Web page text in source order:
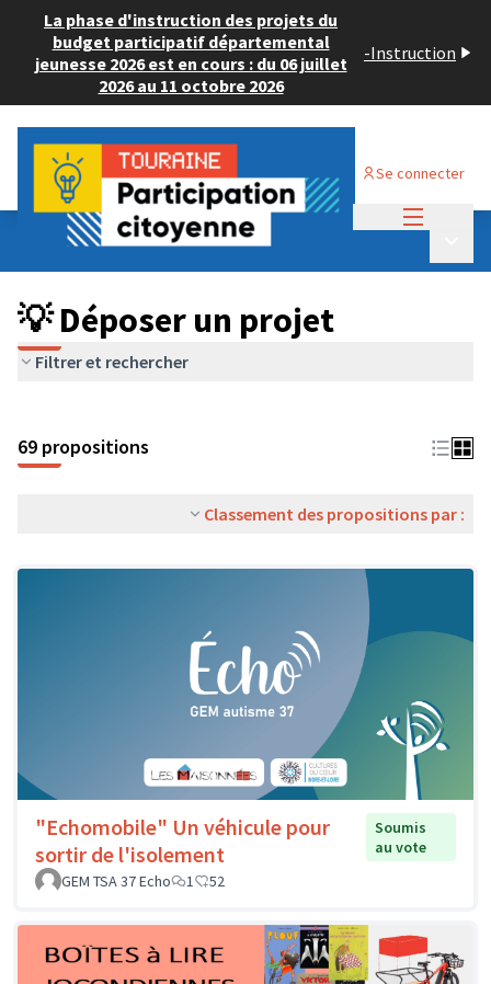
La phase d'instruction des projets du
budget participatif départemental
jeunesse 2026 est en cours : du 06 juillet
2026 au 11 octobre 2026
-Instruction
Se connecter
Budget Participatif ADULTE 2024
💡 Déposer un projet
💡 Déposer un projet
Filtrer et rechercher
69 propositions
Classement des propositions par :
"Echomobile" Un véhicule pour
sortir de l'isolement
Soumis
au vote
GEM TSA 37 Echo
1 52